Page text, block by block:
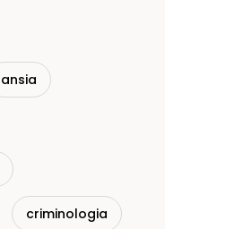
ansia
criminologia